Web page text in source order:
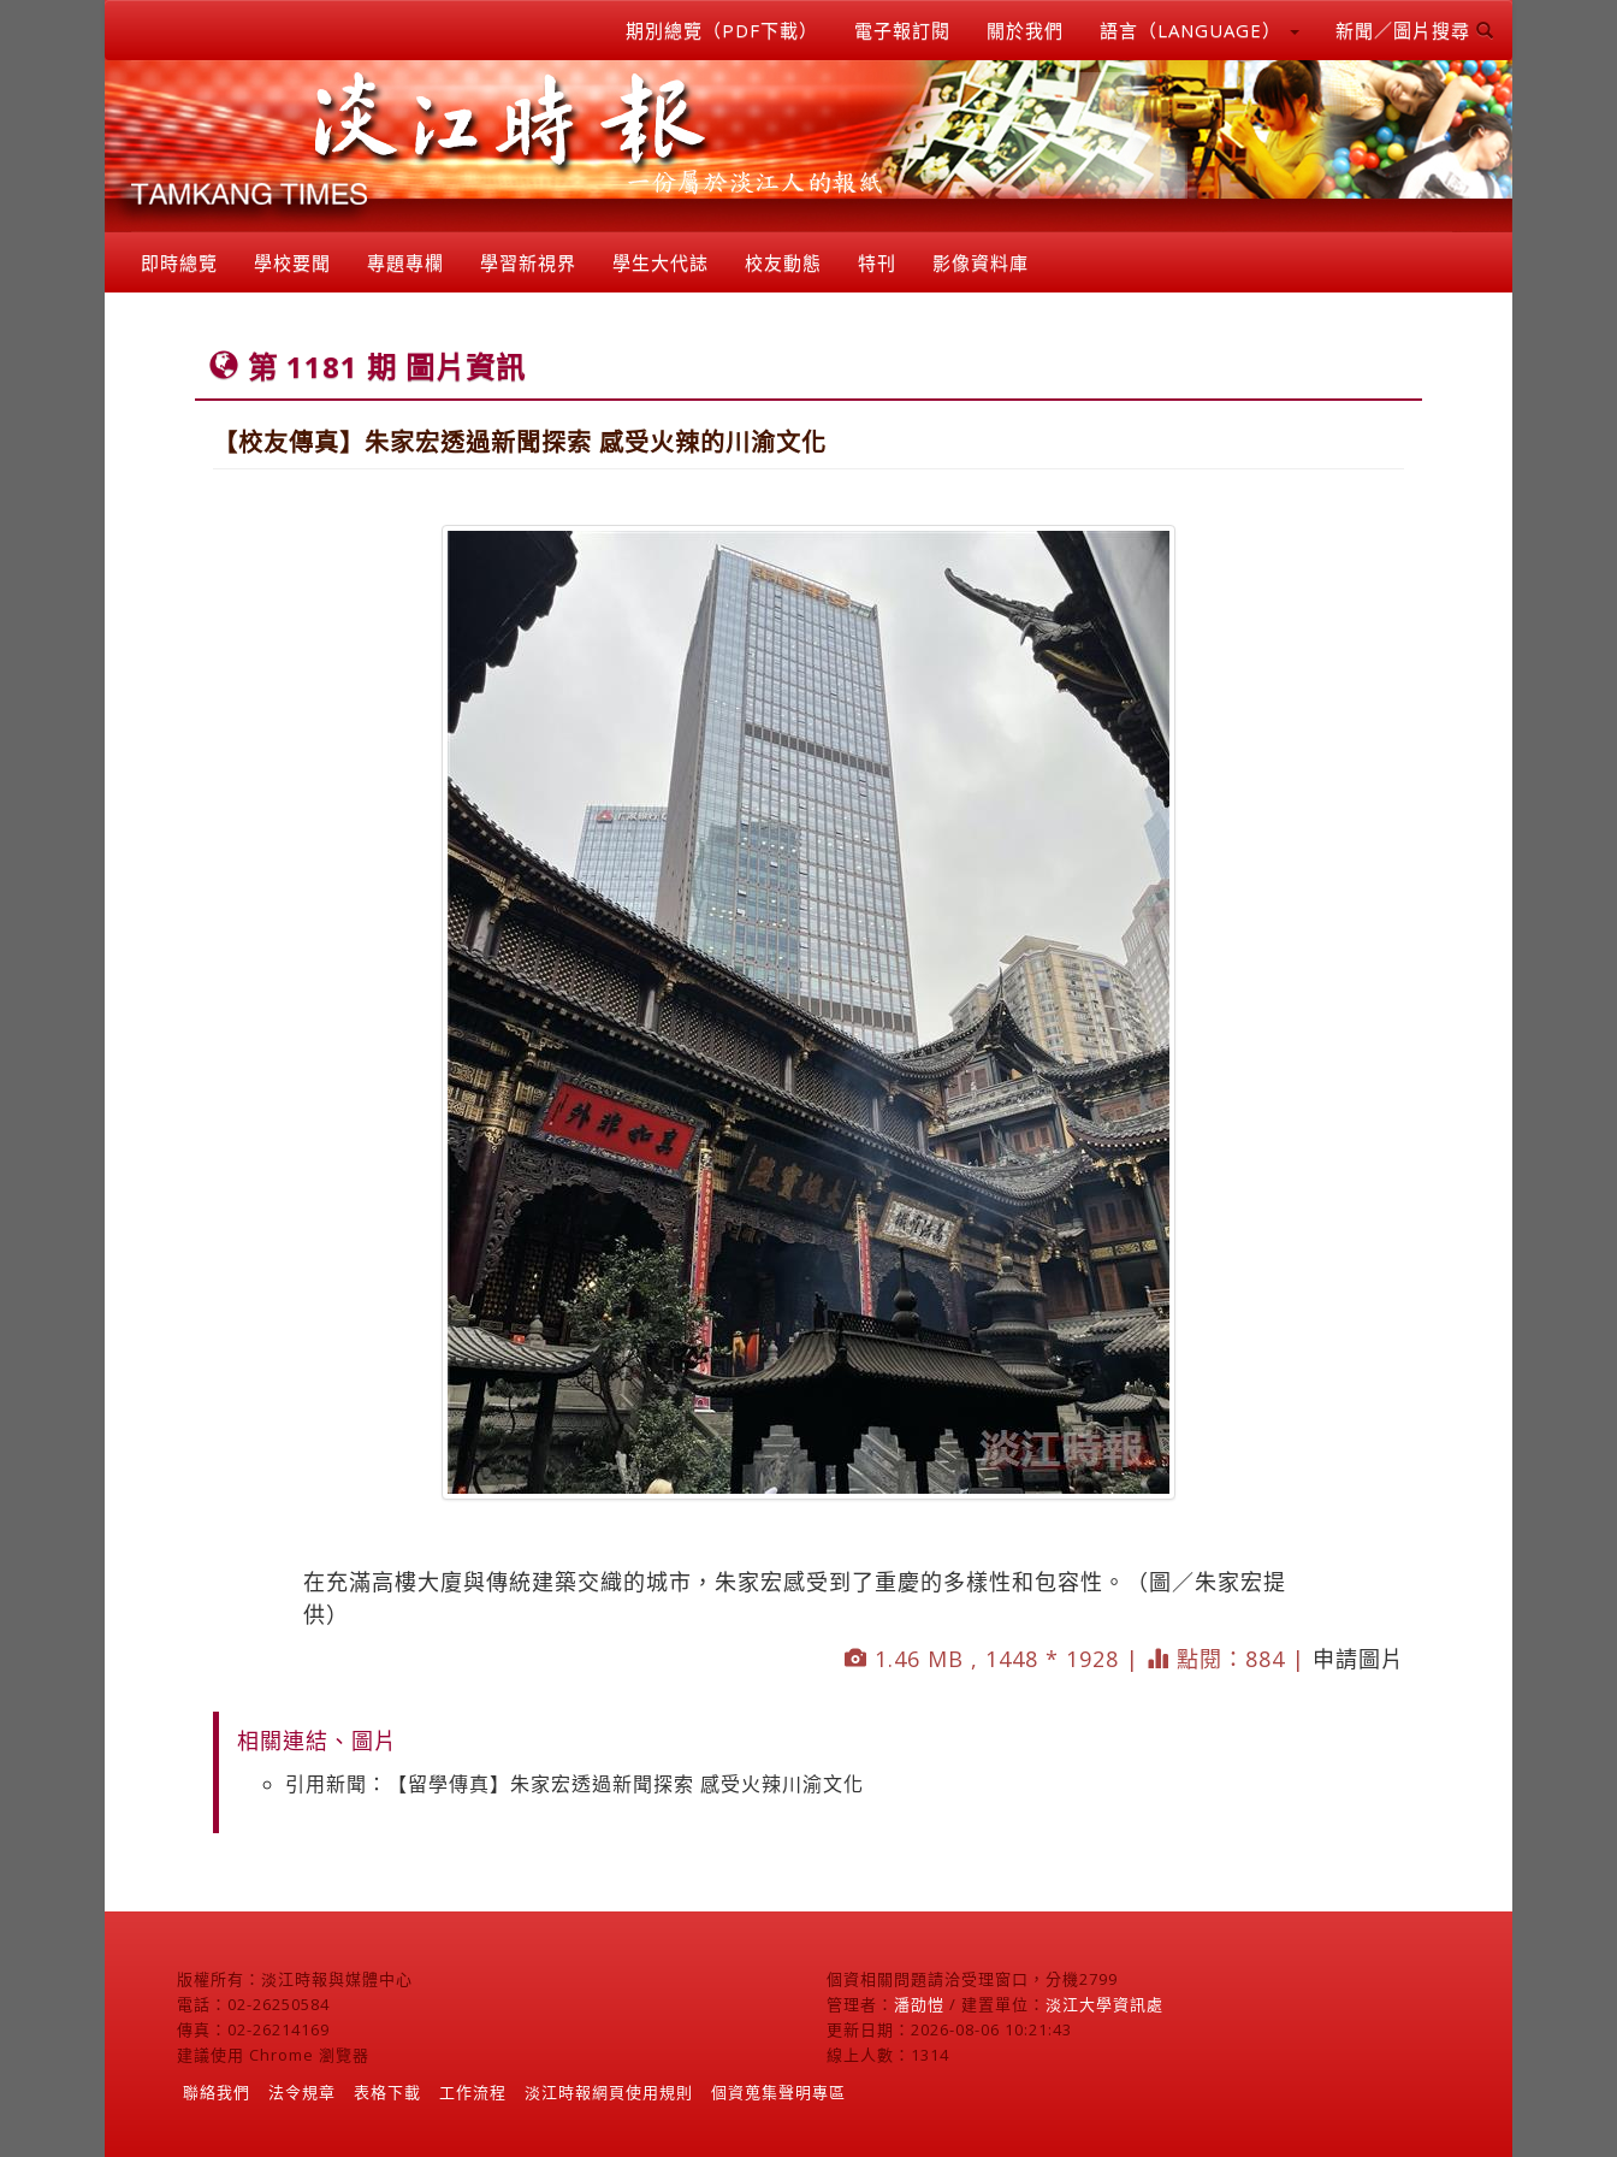
期別總覽（PDF下載） 電子報訂閱 關於我們 語言（LANGUAGE） 新聞／圖片搜尋
即時總覽 學校要聞 專題專欄 學習新視界 學生大代誌 校友動態 特刊 影像資料庫
第 1181 期 圖片資訊
【校友傳真】朱家宏透過新聞探索 感受火辣的川渝文化
在充滿高樓大廈與傳統建築交織的城市，朱家宏感受到了重慶的多樣性和包容性。（圖／朱家宏提
供）
1.46 MB , 1448 * 1928 |
點閱：884 | 申請圖片
相關連結、圖片
引用新聞：【留學傳真】朱家宏透過新聞探索 感受火辣川渝文化
版權所有：淡江時報與媒體中心
電話：02-26250584
傳真：02-26214169
建議使用 Chrome 瀏覽器
個資相關問題請洽受理窗口，分機2799
管理者： 潘劭愷 / 建置單位： 淡江大學資訊處
更新日期：2026-08-06 10:21:43
線上人數：1314
聯絡我們
法令規章 表格下載 工作流程 淡江時報網頁使用規則 個資蒐集聲明專區